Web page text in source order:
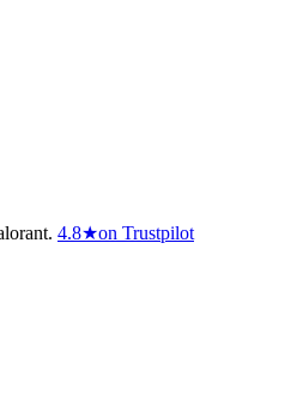
4.8★on Trustpilot